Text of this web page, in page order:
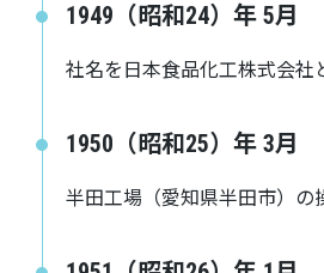
1949（昭和24）年 5月
社名を日本食品化工株式会社
1950（昭和25）年 3月
半田工場（愛知県半田市）の